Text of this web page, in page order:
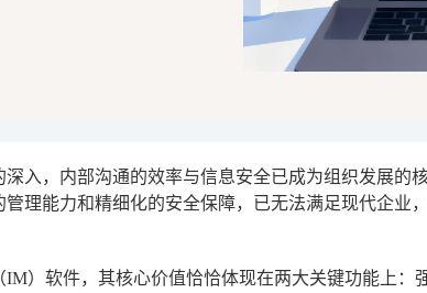
深入，内部沟通的效率与信息安全已成为组织发展的
管理能力和精细化的安全保障，已无法满足现代企业
）软件，其核心价值恰恰体现在两大关键功能上：